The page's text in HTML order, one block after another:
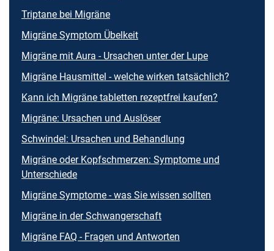
Triptane bei Migräne
Migräne Symptom Übelkeit
Migräne mit Aura - Ursachen unter der Lupe
Migräne Hausmittel - welche wirken tatsächlich?
Kann ich Migräne tabletten rezeptfrei kaufen?
Migräne: Ursachen und Auslöser
Schwindel: Ursachen und Behandlung
Migräne oder Kopfschmerzen: Symptome und
Unterschiede
Migräne Symptome - was Sie wissen sollten
Migräne in der Schwangerschaft
Migräne FAQ - Fragen und Antworten